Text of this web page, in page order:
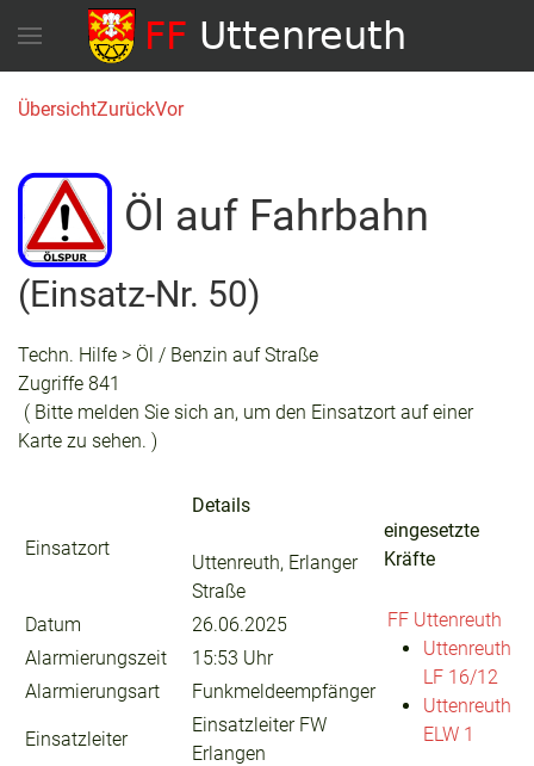
ÜbersichtZurückVor
Öl auf Fahrbahn
(Einsatz-Nr. 50)
Techn. Hilfe > Öl / Benzin auf Straße
Zugriffe 841
( Bitte melden Sie sich an, um den Einsatzort auf einer
Karte zu sehen. )
Einsatzort
Details
Uttenreuth, Erlanger
Straße
Datum
26.06.2025
Alarmierungszeit
15:53 Uhr
Alarmierungsart
Funkmeldeempfänger
Einsatzleiter
Einsatzleiter FW
Erlangen
eingesetzte
Kräfte
FF Uttenreuth
Uttenreuth
LF 16/12
Uttenreuth
ELW 1